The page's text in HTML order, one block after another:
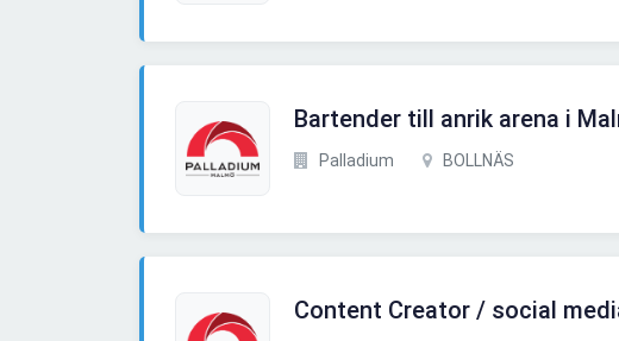
Bartender till anrik arena i
Palladium BOLLNÄS
Content Creator / social